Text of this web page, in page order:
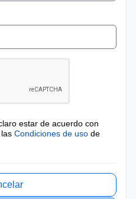
estar de acuerdo con
Condiciones de uso de